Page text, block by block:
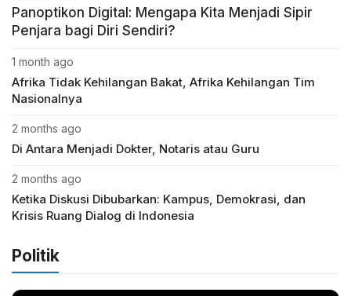
Panoptikon Digital: Mengapa Kita Menjadi Sipir
Penjara bagi Diri Sendiri?
1 month ago
Afrika Tidak Kehilangan Bakat, Afrika Kehilangan Tim
Nasionalnya
2 months ago
Di Antara Menjadi Dokter, Notaris atau Guru
2 months ago
Ketika Diskusi Dibubarkan: Kampus, Demokrasi, dan
Krisis Ruang Dialog di Indonesia
Politik